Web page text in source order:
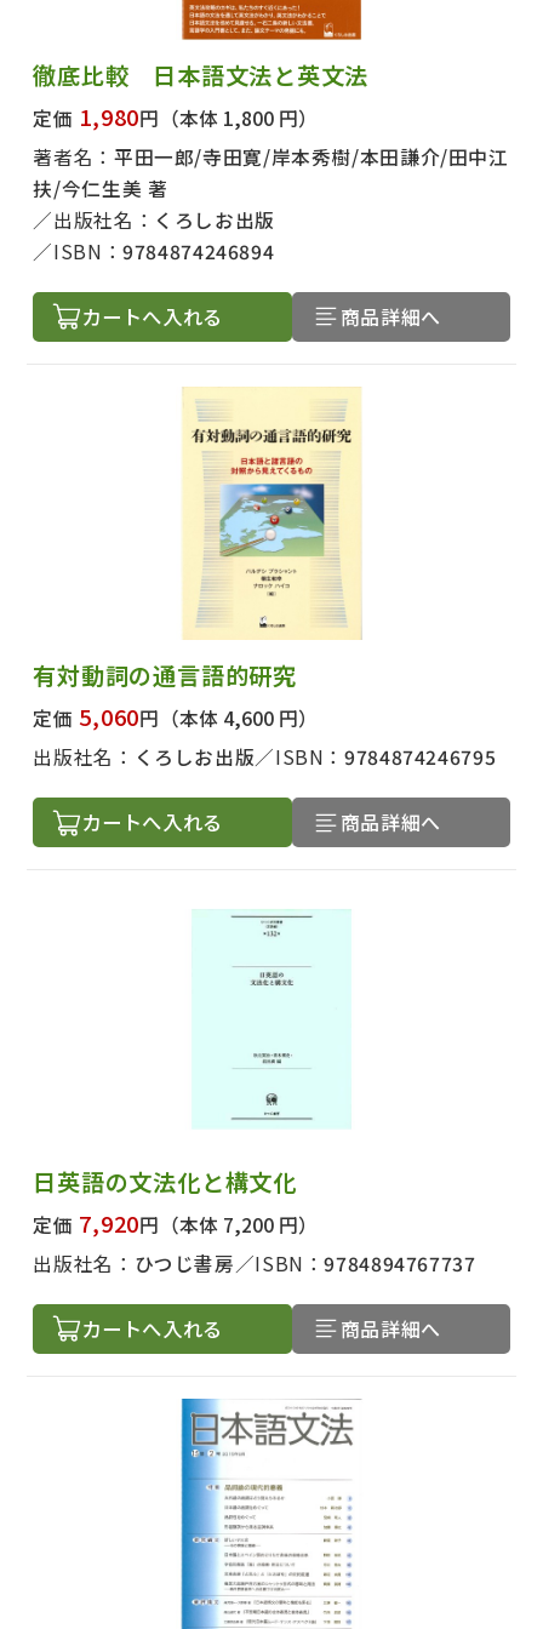
徹底比較 日本語文法と英文法
定価 1,980円 （本体 1,800 円）
著者名： 平田一郎/寺田寛/岸本秀樹/本田謙介/田中江
扶/今仁生美 著
出版社名： くろしお出版
ISBN：9784874246894
カートへ入れる 商品詳細へ
有対動詞の通言語的研究
定価 5,060円 （本体 4,600 円）
出版社名： くろしお出版 ISBN：9784874246795
カートへ入れる 商品詳細へ
日英語の文法化と構文化
定価 7,920円 （本体 7,200 円）
出版社名： ひつじ書房 ISBN：9784894767737
カートへ入れる 商品詳細へ